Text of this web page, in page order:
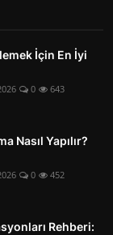
İçin En İyi
0 643
Nasıl Yapılır?
0 452
Rehberi: